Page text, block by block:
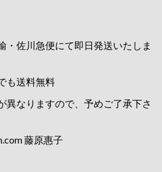
・佐川急便にて即日発送いたしま
も送料無料
異なりますので、予めご了承下さ
藤原惠子